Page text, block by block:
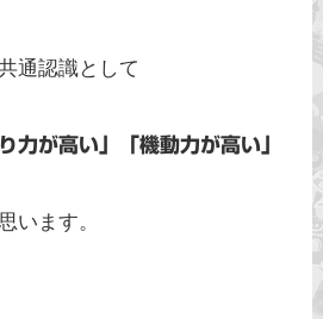
通認識として
力が高い」「機動力が高い」
います。